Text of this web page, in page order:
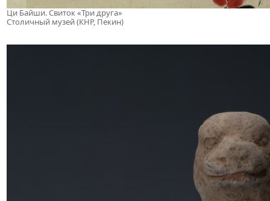
Ци Байши. Свиток «Три друга»
Столичный музей (КНР, Пекин)